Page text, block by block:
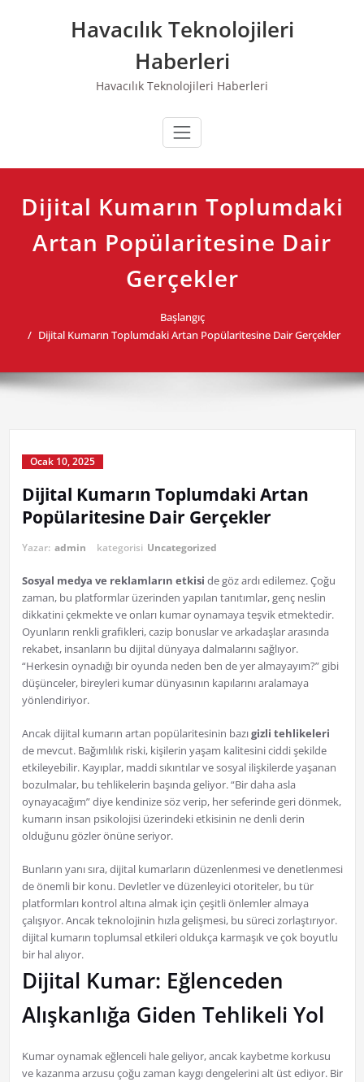
Havacılık Teknolojileri
Haberleri
Havacılık Teknolojileri Haberleri
Dijital Kumarın Toplumdaki
Artan Popülaritesine Dair
Gerçekler
Başlangıç
Dijital Kumarın Toplumdaki Artan Popülaritesine Dair Gerçekler
Ocak 10, 2025
Dijital Kumarın Toplumdaki Artan
Popülaritesine Dair Gerçekler
Yazar: admin kategorisi Uncategorized
Sosyal medya ve reklamların etkisi de göz ardı edilemez. Çoğu
zaman, bu platformlar üzerinden yapılan tanıtımlar, genç neslin
dikkatini çekmekte ve onları kumar oynamaya teşvik etmektedir.
Oyunların renkli grafikleri, cazip bonuslar ve arkadaşlar arasında
rekabet, insanların bu dijital dünyaya dalmalarını sağlıyor.
“Herkesin oynadığı bir oyunda neden ben de yer almayayım?” gibi
düşünceler, bireyleri kumar dünyasının kapılarını aralamaya
yönlendiriyor.
Ancak dijital kumarın artan popülaritesinin bazıgizli tehlikeleri
de mevcut. Bağımlılık riski, kişilerin yaşam kalitesini ciddi şekilde
etkileyebilir. Kayıplar, maddi sıkıntılar ve sosyal ilişkilerde yaşanan
bozulmalar, bu tehlikelerin başında geliyor. “Bir daha asla
oynayacağım” diye kendinize söz verip, her seferinde geri dönmek,
kumarın insan psikolojisi üzerindeki etkisinin ne denli derin
olduğunu gözler önüne seriyor.
Bunların yanı sıra, dijital kumarların düzenlenmesi ve denetlenmesi
de önemli bir konu. Devletler ve düzenleyici otoriteler, bu tür
platformları kontrol altına almak için çeşitli önlemler almaya
çalışıyor. Ancak teknolojinin hızla gelişmesi, bu süreci zorlaştırıyor.
dijital kumarın toplumsal etkileri oldukça karmaşık ve çok boyutlu
bir hal alıyor.
Dijital Kumar: Eğlenceden
Alışkanlığa Giden Tehlikeli Yol
Kumar oynamak eğlenceli hale geliyor, ancak kaybetme korkusu
ve kazanma arzusu çoğu zaman kaygı dengelerini alt üst ediyor. Bir